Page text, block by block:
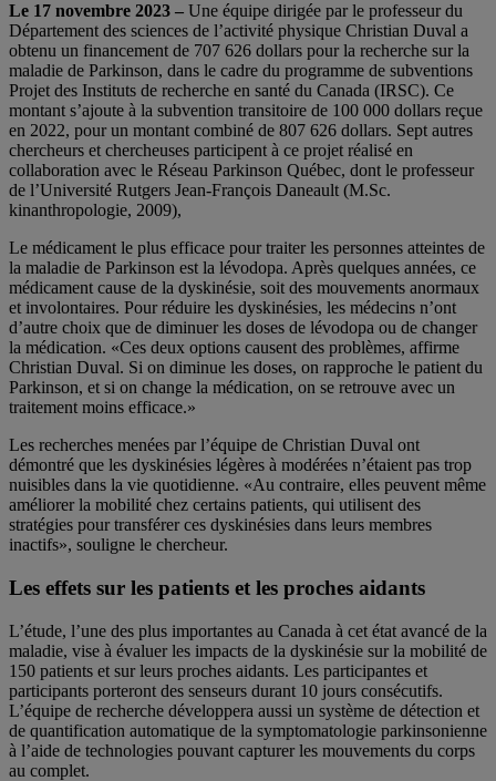
Le 17 novembre 2023 – Une équipe dirigée par le professeur du
Département des sciences de l’activité physique Christian Duval a
obtenu un financement de 707 626 dollars pour la recherche sur la
maladie de Parkinson, dans le cadre du programme de subventions
Projet des Instituts de recherche en santé du Canada (IRSC). Ce
montant s’ajoute à la subvention transitoire de 100 000 dollars reçue
en 2022, pour un montant combiné de 807 626 dollars. Sept autres
chercheurs et chercheuses participent à ce projet réalisé en
collaboration avec le Réseau Parkinson Québec, dont le professeur
de l’Université Rutgers Jean-François Daneault (M.Sc.
kinanthropologie, 2009),
Le médicament le plus efficace pour traiter les personnes atteintes de
la maladie de Parkinson est la lévodopa. Après quelques années, ce
médicament cause de la dyskinésie, soit des mouvements anormaux
et involontaires. Pour réduire les dyskinésies, les médecins n’ont
d’autre choix que de diminuer les doses de lévodopa ou de changer
la médication. «Ces deux options causent des problèmes, affirme
Christian Duval. Si on diminue les doses, on rapproche le patient du
Parkinson, et si on change la médication, on se retrouve avec un
traitement moins efficace.»
Les recherches menées par l’équipe de Christian Duval ont
démontré que les dyskinésies légères à modérées n’étaient pas trop
nuisibles dans la vie quotidienne. «Au contraire, elles peuvent même
améliorer la mobilité chez certains patients, qui utilisent des
stratégies pour transférer ces dyskinésies dans leurs membres
inactifs», souligne le chercheur.
Les effets sur les patients et les proches aidants
L’étude, l’une des plus importantes au Canada à cet état avancé de la
maladie, vise à évaluer les impacts de la dyskinésie sur la mobilité de
150 patients et sur leurs proches aidants. Les participantes et
participants porteront des senseurs durant 10 jours consécutifs.
L’équipe de recherche développera aussi un système de détection et
de quantification automatique de la symptomatologie parkinsonienne
à l’aide de technologies pouvant capturer les mouvements du corps
au complet.